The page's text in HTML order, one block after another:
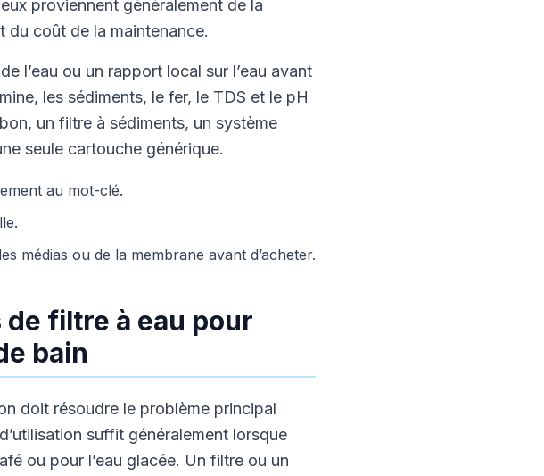
proviennent généralement de la
du coût de la maintenance.
l’eau ou un rapport local sur l’eau avant
les sédiments, le fer, le TDS et le pH
un filtre à sédiments, un système
seule cartouche générique.
au mot-clé.
médias ou de la membrane avant d’acheter.
filtre à eau pour
bain
doit résoudre le problème principal
suffit généralement lorsque
ou pour l’eau glacée. Un filtre ou un